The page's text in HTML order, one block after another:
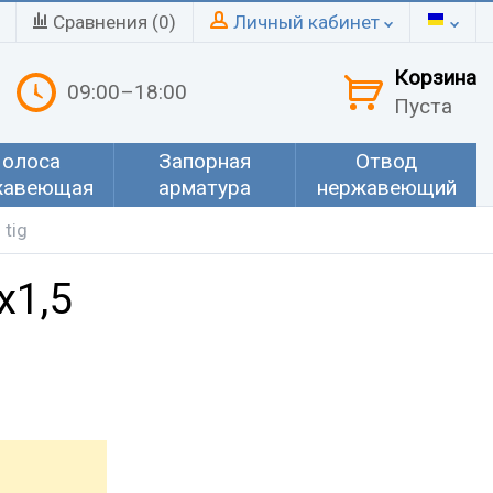
Сравнения (0) Личный кабинет
09:00–18:00
Корзина
Пуста
Запорная
арматура
Отвод
нержавеющий
tig